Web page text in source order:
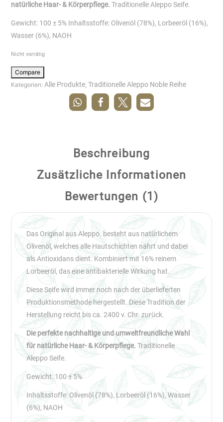
natürliche Haar- & Körperpflege. Traditionelle Aleppo Seife.
Gewicht: 100 ± 5% Inhaltsstoffe: Olivenöl (78%), Lorbeeröl (16%),
Wasser (6%), NAOH
Nicht vorrätig
Compare
Kategorien:Alle Produkte,Traditionelle Aleppo Noble Reihe
Beschreibung
Zusätzliche Informationen
Bewertungen (1)
Das Original aus Aleppo. besteht aus natürlichem
Olivenöl, welches alle Hautschichten nährt und dabei
als Antioxidans dient. Kombiniert mit 16% reinem
Lorbeeröl, das eine antibakterielle Wirkung hat.
Diese Seife wird immer noch nach der überlieferten
Produktionsmethode hergestellt. Diese Tradition der
Herstellung reicht bis ca. 2400 v. Chr. zurück.
Die perfekte nachhaltige und umweltfreundliche Wahl
für natürliche Haar- & Körperpflege. Traditionelle
Aleppo Seife.
Gewicht: 100 ± 5%
Inhaltsstoffe: Olivenöl (78%), Lorbeeröl (16%), Wasser
(6%), NAOH